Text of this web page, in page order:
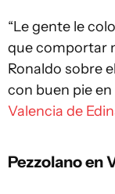
“Le gente le
que comportar
Ronaldo sobre
con buen pie en
Valencia de
Pezzolano en